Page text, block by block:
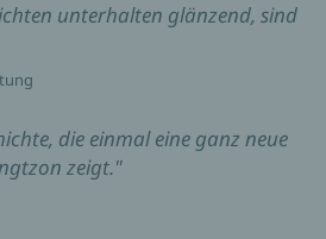
unterhalten glänzend, sind
die einmal eine ganz neue
zeigt."